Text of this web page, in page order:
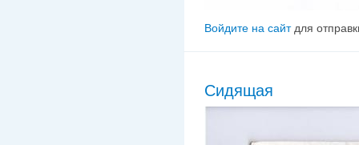
Войдите на сайтдля
Сидящая